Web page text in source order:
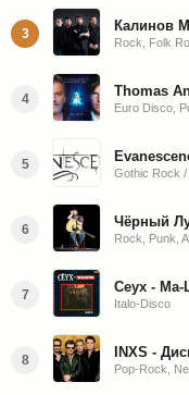
3 Калинов
Rock, Folk
4
Euro Disco,
5
Gothic Rock /
6 Чёрный
Rock, Punk,
7 Ceyx -
Italo-Disco
8 INXS -
Pop-Rock,